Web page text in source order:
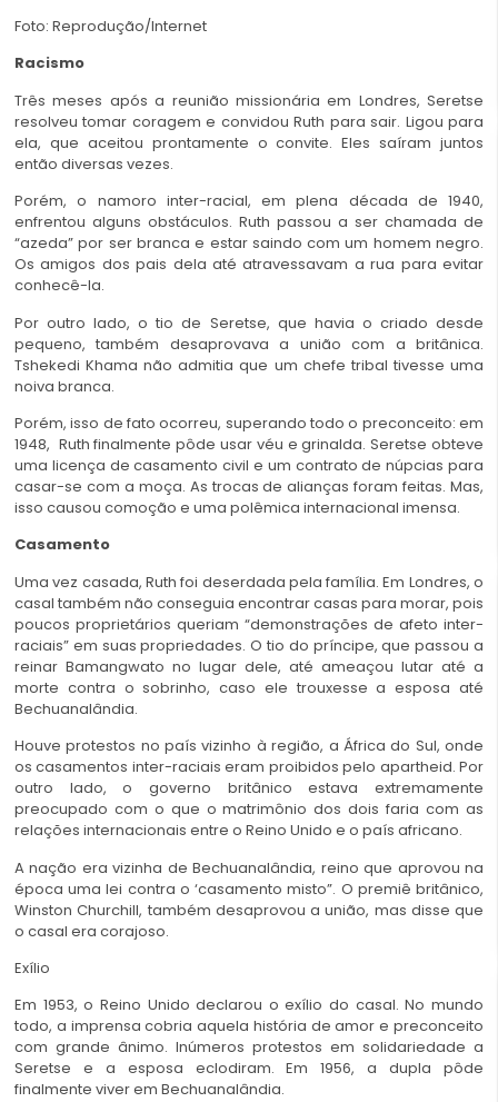
Foto: Reprodução/Internet
Racismo
Três meses após a reunião missionária em Londres, Seretse
resolveu tomar coragem e convidou Ruth para sair. Ligou para
ela, que aceitou prontamente o convite. Eles saíram juntos
então diversas vezes.
Porém, o namoro inter-racial, em plena década de 1940,
enfrentou alguns obstáculos. Ruth passou a ser chamada de
“azeda” por ser branca e estar saindo com um homem negro.
Os amigos dos pais dela até atravessavam a rua para evitar
conhecê-la.
Por outro lado, o tio de Seretse, que havia o criado desde
pequeno, também desaprovava a união com a britânica.
Tshekedi Khama não admitia que um chefe tribal tivesse uma
noiva branca.
Porém, isso de fato ocorreu, superando todo o preconceito: em
1948, Ruth finalmente pôde usar véu e grinalda. Seretse obteve
uma licença de casamento civil e um contrato de núpcias para
casar-se com a moça. As trocas de alianças foram feitas. Mas,
isso causou comoção e uma polêmica internacional imensa.
Casamento
Uma vez casada, Ruth foi deserdada pela família. Em Londres, o
casal também não conseguia encontrar casas para morar, pois
poucos proprietários queriam “demonstrações de afeto inter-
raciais” em suas propriedades. O tio do príncipe, que passou a
reinar Bamangwato no lugar dele, até ameaçou lutar até a
morte contra o sobrinho, caso ele trouxesse a esposa até
Bechuanalândia.
Houve protestos no país vizinho à região, a África do Sul, onde
os casamentos inter-raciais eram proibidos pelo apartheid. Por
outro lado, o governo britânico estava extremamente
preocupado com o que o matrimônio dos dois faria com as
relações internacionais entre o Reino Unido e o país africano.
A nação era vizinha de Bechuanalândia, reino que aprovou na
época uma lei contra o ‘casamento misto”. O premiê britânico,
Winston Churchill, também desaprovou a união, mas disse que
o casal era corajoso.
Exílio
Em 1953, o Reino Unido declarou o exílio do casal. No mundo
todo, a imprensa cobria aquela história de amor e preconceito
com grande ânimo. Inúmeros protestos em solidariedade a
Seretse e a esposa eclodiram. Em 1956, a dupla pôde
finalmente viver em Bechuanalândia.